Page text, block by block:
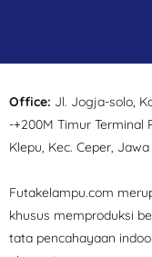
Office: Jl. Jogja-solo,
-+200M Timur Terminal
Klepu, Kec. Ceper,
Futakelampu.com
khusus memproduksi
tata pencahayaan